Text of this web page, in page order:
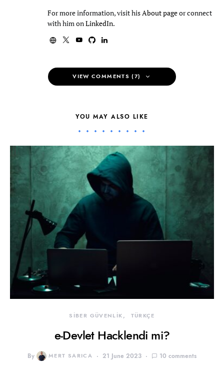
For more information, visit hisAbout pageor connect
with him onLinkedIn.
VIEW COMMENTS (7)
YOU MAY ALSO LIKE
SİBER GÜVENLİK TÜRKÇE
e-Devlet Hacklendi mi?
By MERT SARICA 21 June 2023 10 comments